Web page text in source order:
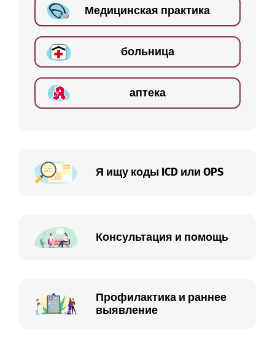
Медицинская практика
больница
аптека
Я ищу коды ICD или OPS
Консультация и помощь
Профилактика и раннее
выявление